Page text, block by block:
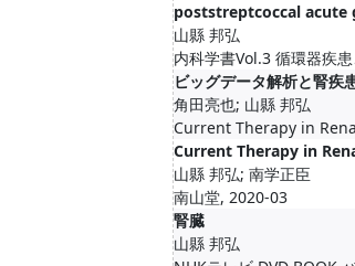
poststreptcoccal acute
山縣 邦弘
内科学書Vol.3 循環器疾
ビッグデータ解析と腎疾
角田亮也; 山縣 邦弘
Current Therapy in
Current Therapy in
山縣 邦弘; 南学正臣
南山堂, 2020-03
腎臓
山縣 邦弘